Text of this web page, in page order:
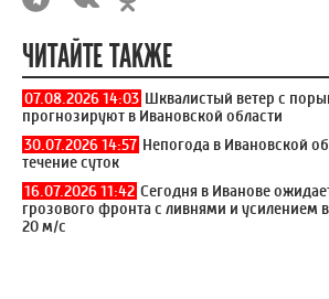
ЧИТАЙТЕ ТАКЖЕ
07.08.2026 14:03 Шквалистый ветер с
прогнозируют в Ивановской области
30.07.2026 14:57 Непогода в Ивановской
течение суток
16.07.2026 11:42 Сегодня в Иванове
грозового фронта с ливнями и усилением
20 м/с